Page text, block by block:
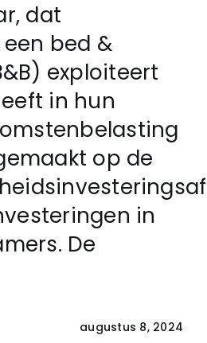
Login
Contact
dat
bed &
exploiteert
in hun
op de
in
De
augustus 8, 2024